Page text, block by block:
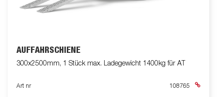
AUFFAHRSCHIENE
300x2500mm, 1 Stück max. Ladegewicht 1400kg für AT
Art nr 108765